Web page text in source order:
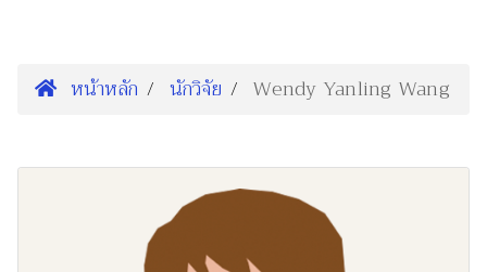
หน้าหลัก นักวิจัย Wendy Yanling Wang